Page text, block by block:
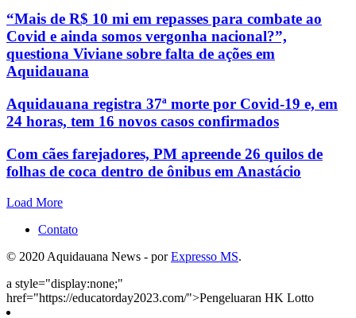
“Mais de R$ 10 mi em repasses para combate ao
Covid e ainda somos vergonha nacional?”,
questiona Viviane sobre falta de ações em
Aquidauana
Aquidauana registra 37ª morte por Covid-19 e, em
24 horas, tem 16 novos casos confirmados
Com cães farejadores, PM apreende 26 quilos de
folhas de coca dentro de ônibus em Anastácio
Load More
Contato
© 2020 Aquidauana News - porExpresso MS.
a style="display:none;"
href="https://educatorday2023.com/">Pengeluaran HK Lotto